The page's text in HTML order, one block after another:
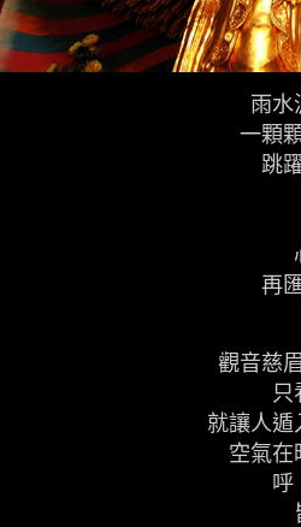
雨水
一顆
跳
再
觀音慈
只
就讓人遁
空氣在